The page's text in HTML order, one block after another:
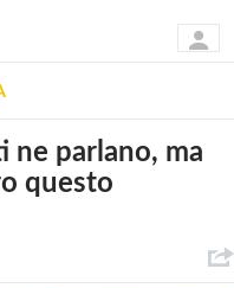
ne parlano, ma
questo